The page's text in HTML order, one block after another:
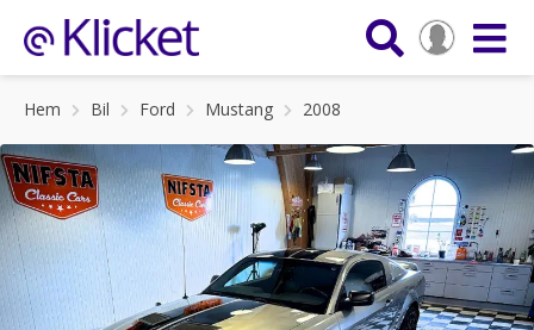
Hem Bil Ford Mustang 2008